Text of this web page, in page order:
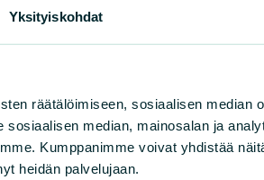
Yksityiskohdat
räätälöimiseen, sosiaalisen median
median, mainosalan ja
Kumppanimme voivat yhdistää
heidän palvelujaan.